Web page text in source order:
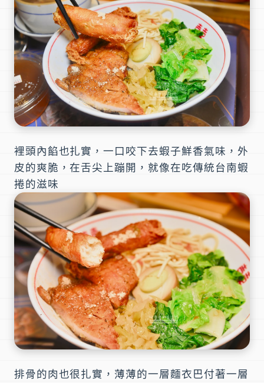
裡頭內餡也扎實，一口咬下去蝦子鮮香氣味，外
皮的爽脆，在舌尖上蹦開，就像在吃傳統台南蝦
捲的滋味
排骨的肉也很扎實，薄薄的一層麵衣巴付著一層